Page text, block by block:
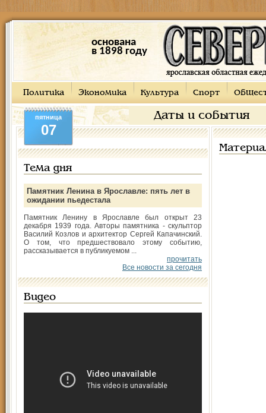
основана
в 1898 году
Политика Экономика Культура Спорт
Даты и события
пятница
07
Тема дня
Памятник Ленина в Ярославле: пять лет в
ожидании пьедестала
Памятник Ленину в Ярославле был открыт 23
декабря 1939 года. Авторы памятника - скульптор
Василий Козлов и архитектор Сергей Капачинский.
О том, что предшествовало этому событию,
рассказывается в публикуемом ...
прочитать
Все новости за сегодня
Видео